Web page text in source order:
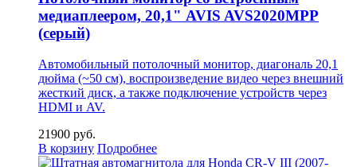
медиаплеером, 20,1" AVIS AVS2020MPP
(серый)
Автомобильный потолочный монитор, диагональ 20,1
дюйма (~50 см), воспроизведение видео через внешний
жесткий диск, а также подключение устройств через
HDMI и AV.
21900 руб.
В корзину Подробнее